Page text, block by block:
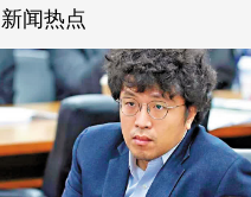
新闻热点